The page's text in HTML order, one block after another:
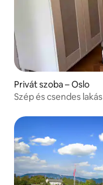
Privát szoba – Oslo
Szép és csendes lakás